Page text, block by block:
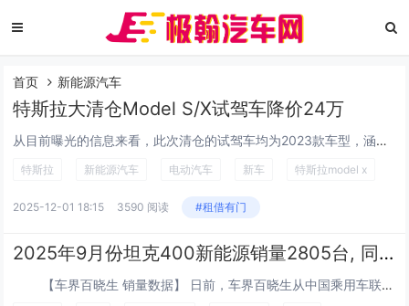
首页 新能源汽车
特斯拉大清仓Model S/X试驾车降价24万
从目前曝光的信息来看，此次清仓的试驾车均为2023款车型，涵盖Model S双电机全轮驱动版和Model X双电机全轮驱动版，行驶里程大多在1000-3000公里之间，属于典型的“准新车”范畴。价格方面，Model S试驾车起...
特斯拉 新能源汽车 电动汽车 新车 特斯拉model x
2025-12-01 18:15 3590 阅读 #租借有门
2025年9月份坦克400新能源销量2805台, 同比下降24.52%
【车界百晓生 销量数据】 日前，车界百晓生从中国乘用车联席会获得了最新公布的销量数据。2025年9月坦克400新能源销量为2805辆...